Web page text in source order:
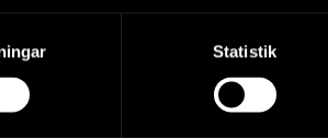
Statistik
även andra föremål, bland annat